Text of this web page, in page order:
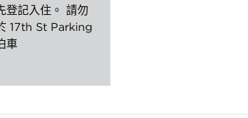
登記入住。 請勿
17th St Parking
車